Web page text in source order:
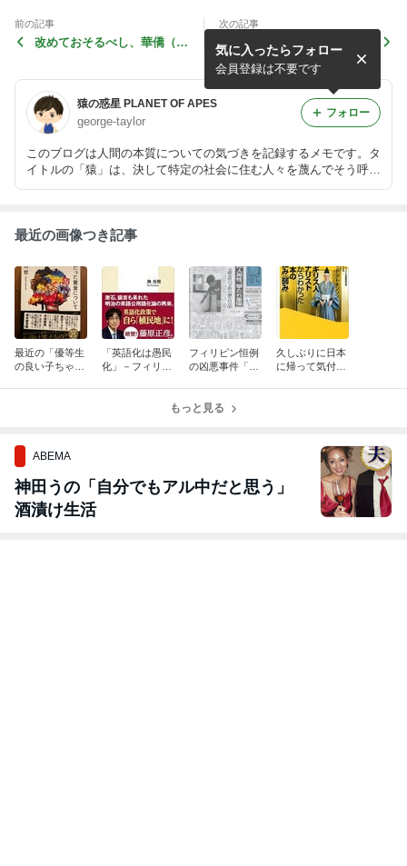
前の記事
改めておそるべし、華僑（中
次の記事
ランチを抜くとめまいを起こ
す・・・？
猿の惑星 PLANET OF APES
george-taylor
このブログは人間の本質についての気づきを記録するメモです。タ
イトルの「猿」は、決して特定の社会に住む人々を蔑んでそう呼ん
でいるわけではありません。そもそも人間は本質的に猿とあまり変
気に入ったらフォロー
会員登録は不要です
フォロー
最近の画像つき記事
最近の「優等生
の良い子ちゃ
「英語化は愚民
化」－フィリピ
フィリピン恒例
の凶悪事件「邦
久しぶりに日本
に帰って気付い
もっと見る
ABEMA
神田うの「自分でもアル中だと思う」
酒漬け生活